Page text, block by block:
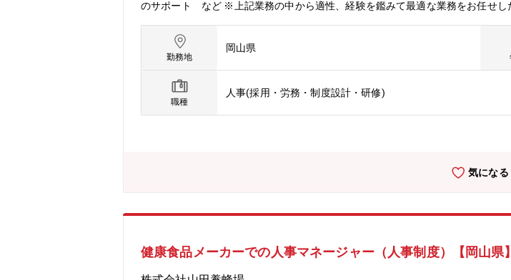
のサポート など ※上記業務の中から適性、経験を鑑みて最適な業務をお任せし
勤務地
岡山県
職種
人事(採用・労務・制度設計・研修)
気になる
健康食品メーカーでの人事マネージャー（人事制度）【岡山県】